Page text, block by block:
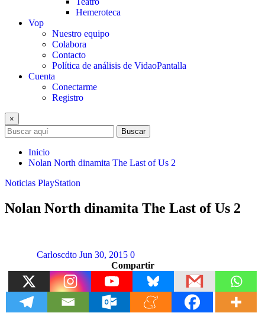
Hemeroteca
Vop
Nuestro equipo
Colabora
Contacto
Política de análisis de VidaoPantalla
Cuenta
Conectarme
Registro
×
Buscar
Inicio
Nolan North dinamita The Last of Us 2
Noticias PlayStation
Nolan North dinamita The Last of Us 2
Carloscdto Jun 30, 2015 0
Compartir